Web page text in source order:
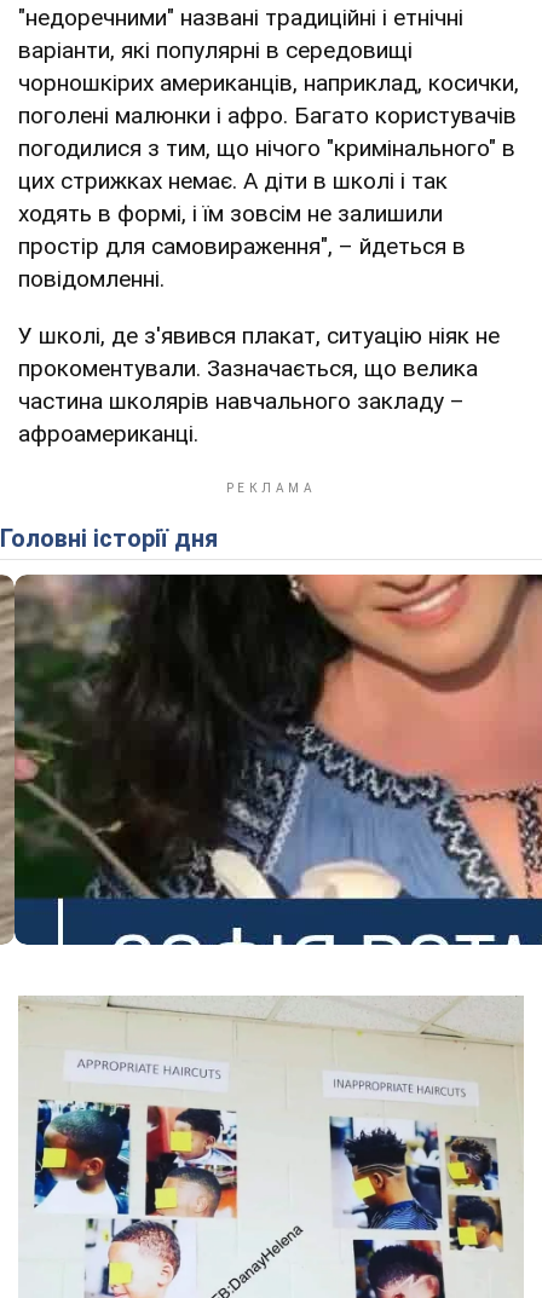
"недоречними" названі традиційні і етнічні
варіанти, які популярні в середовищі
чорношкірих американців, наприклад, косички,
поголені малюнки і афро. Багато користувачів
погодилися з тим, що нічого "кримінального" в
цих стрижках немає. А діти в школі і так
ходять в формі, і їм зовсім не залишили
простір для самовираження", – йдеться в
повідомленні.
У школі, де з'явився плакат, ситуацію ніяк не
прокоментували. Зазначається, що велика
частина школярів навчального закладу –
афроамериканці.
Головні історії дня